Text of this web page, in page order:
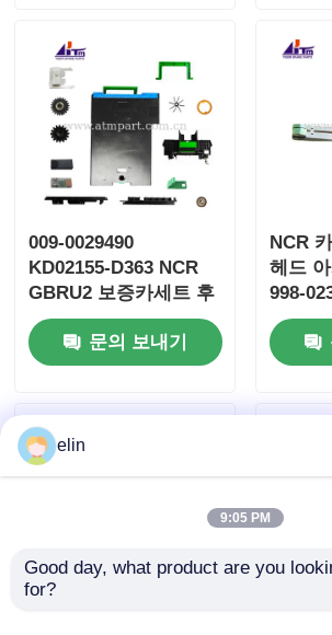
009-0029490
KD02155-D363 NCR
GBRU2 보증카세트 후
지쓰 G610 G611
문의 보내기
NCR
헤드
998-
elin
9:05 PM
Good day, what product are you
for?